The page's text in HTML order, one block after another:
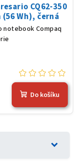
CQ62-350
Wh), černá
notebook Compaq
Do košíku
expand_more